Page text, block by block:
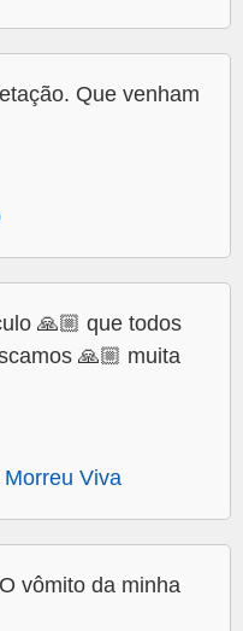
Que venham
🙏🏼 que todos
🙏🏼 muita
Viva
vômito da minha